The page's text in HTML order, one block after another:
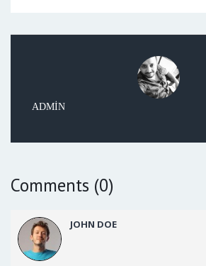
ADMIN
Comments (0)
JOHN DOE